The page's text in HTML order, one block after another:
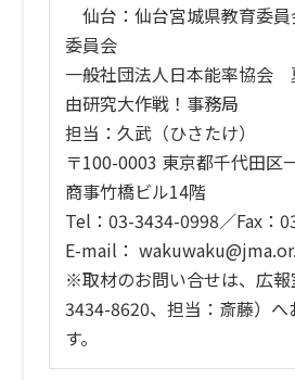
仙台：仙台宮城県教育委
委員会
一般社団法人日本能率協会
由研究大作戦！事務局
担当：久武（ひさたけ）
〒100-0003 東京都千代田区
商事竹橋ビル14階
Tel：03-3434-0998／Fax：
E-mail：
※取材のお問い合せは、広
3434-8620、担当：斎藤）へ
す。